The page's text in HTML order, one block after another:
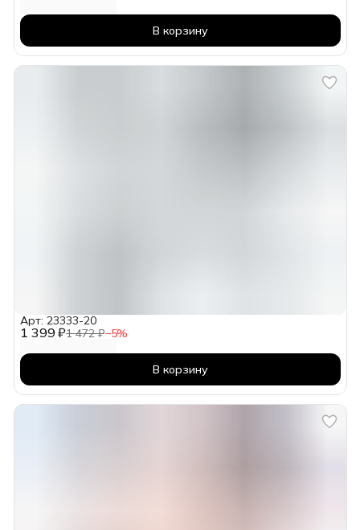
В корзину
1 399 ₽1 472 ₽−5%
Арт: 23333-20
В корзину